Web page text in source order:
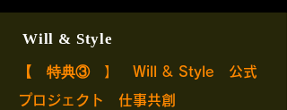
Will & Style
【 特典③】 Will & Style 公式
プロジェクト 仕事共創